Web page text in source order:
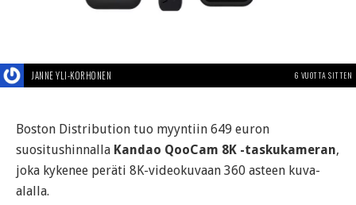
JANNE YLI-KORHONEN 6 VUOTTA SITTEN
Boston Distribution tuo myyntiin 649 euron
suositushinnalla Kandao QooCam 8K -taskukameran,
joka kykenee peräti 8K-videokuvaan 360 asteen kuva-
alalla.